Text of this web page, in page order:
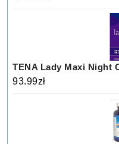
TENA Lady Maxi Night
93.99zł